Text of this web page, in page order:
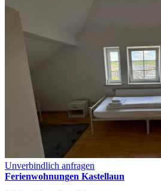
Unverbindlich anfragen
Ferienwohnungen Kastellaun